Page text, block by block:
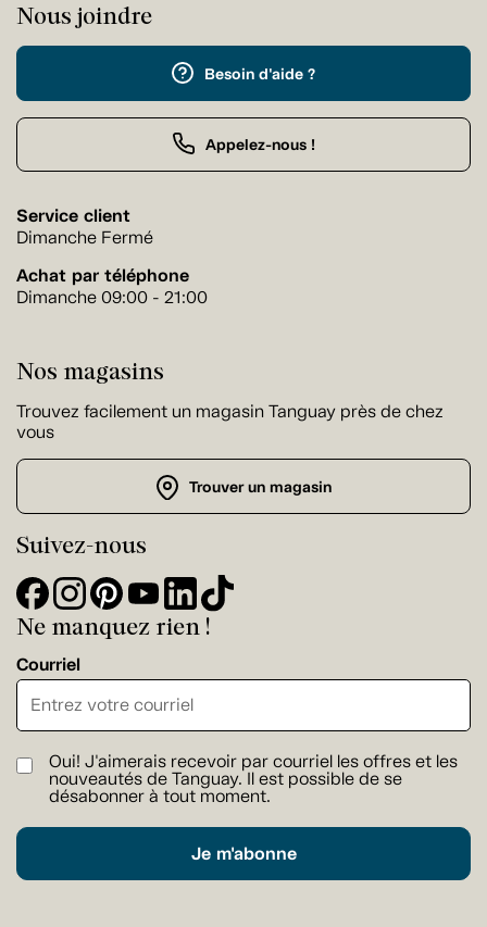
Nous joindre
Besoin d'aide ?
Appelez-nous !
Service client
Dimanche Fermé
Achat par téléphone
Dimanche 09:00 - 21:00
Nos magasins
Trouvez facilement un magasin Tanguay près de chez
vous
Trouver un magasin
Suivez-nous
Ne manquez rien !
Courriel
Oui! J'aimerais recevoir par courriel les offres et les
nouveautés de Tanguay. Il est possible de se
désabonner à tout moment.
Je m'abonne